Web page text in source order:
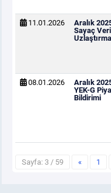
11.01.2026
Aralık
Sayaç
08.01.2026
Aralık
YEK-G
Bildirimi
Sayfa: 3 / 59 « 1